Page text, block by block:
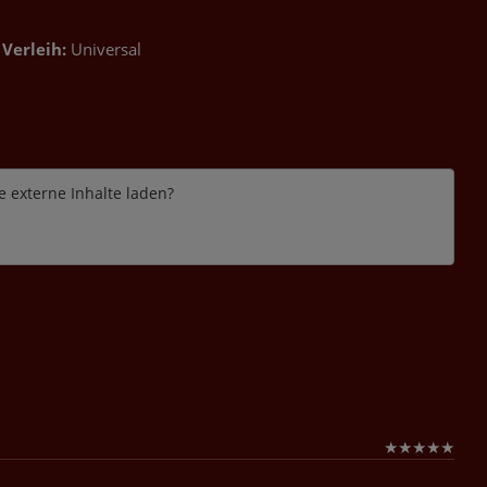
Verleih: Universal
externe Inhalte laden?
★★★★★